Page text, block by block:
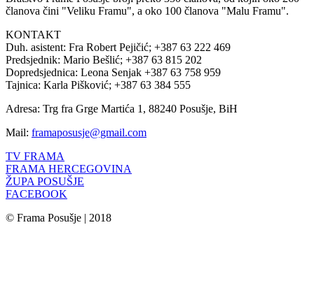
članova čini "Veliku Framu", a oko 100 članova "Malu Framu".
KONTAKT
Duh. asistent: Fra Robert Pejičić; +387 63 222 469
Predsjednik: Mario Bešlić; +387 63 815 202
Dopredsjednica: Leona Senjak +387 63 758 959
Tajnica: Karla Pišković; +387 63 384 555
Adresa: Trg fra Grge Martića 1, 88240 Posušje, BiH
Mail: framaposusje@gmail.com
TV FRAMA
FRAMA HERCEGOVINA
ŽUPA POSUŠJE
FACEBOOK
© Frama Posušje | 2018